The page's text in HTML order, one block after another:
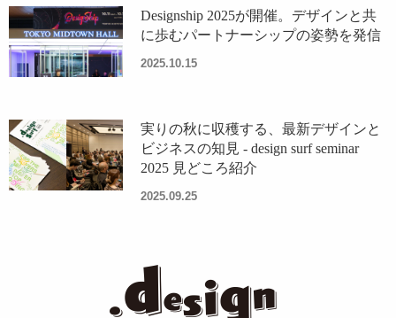
Designship 2025が開催。デザインと共
に歩むパートナーシップの姿勢を発信
2025.10.15
実りの秋に収穫する、最新デザインと
ビジネスの知見 - design surf seminar
2025 見どころ紹介
2025.09.25